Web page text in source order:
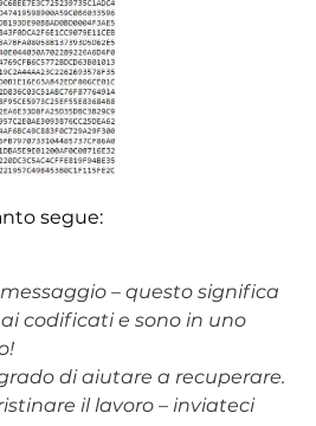
segue:
– questo significa
codificati e sono in uno
di aiutare a recuperare.
il lavoro – inviateci